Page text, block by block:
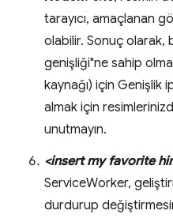
tarayıcı, amaçlanan
olabilir. Sonuç olarak,
genişliği"ne sahip
kaynağı) için Genişlik
almak için
unutmayın.
<insert my favorite
ServiceWorker,
durdurup